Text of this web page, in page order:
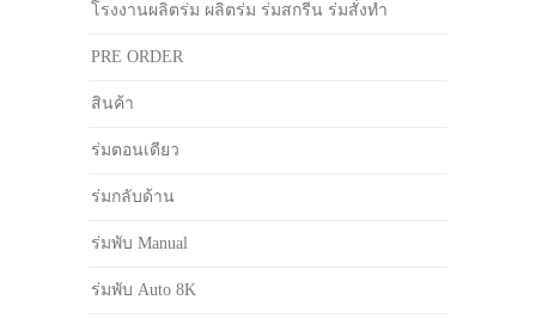
โรงงานผลิตร่ม ผลิตร่ม ร่มสกรีน ร่มสั่งทำ
PRE ORDER
สินค้า
ร่มตอนเดียว
ร่มกลับด้าน
ร่มพับ Manual
ร่มพับ Auto 8K